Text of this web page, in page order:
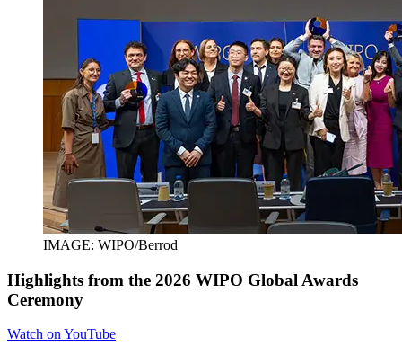
IMAGE: WIPO/Berrod
Highlights from the 2026 WIPO Global Awards
Ceremony
Watch on YouTube